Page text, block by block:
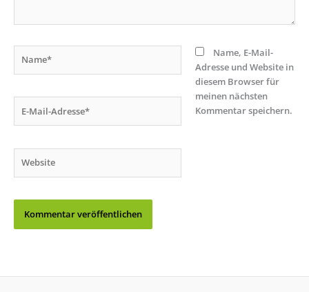
Mail-
Name, E-Mail-
Adresse und Website in
diesem Browser für
meinen nächsten
Kommentar speichern.